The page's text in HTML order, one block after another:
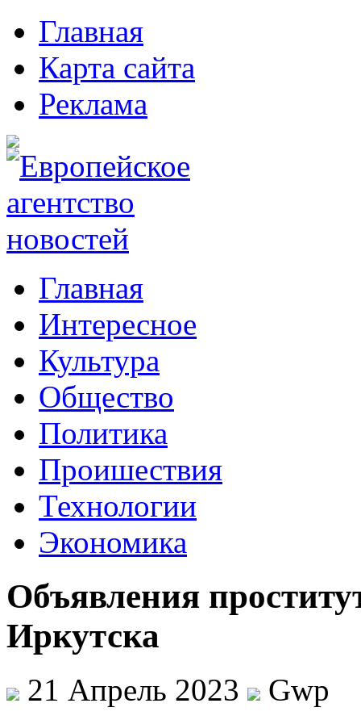
Главная
Карта сайта
Реклама
Главная
Интересное
Культура
Общество
Политика
Проишествия
Технологии
Экономика
Объявления
Иркутска
21 Апрель 2023
Gwp